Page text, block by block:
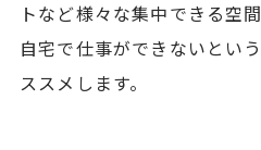
トなど様々な集中できる空
自宅で仕事ができないとい
ススメします。